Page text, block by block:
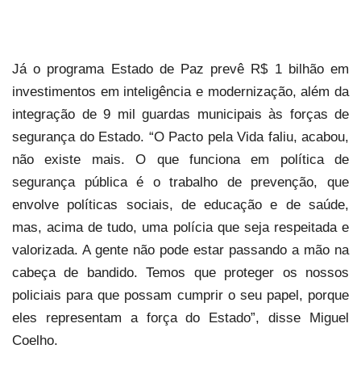
Já o programa Estado de Paz prevê R$ 1 bilhão em
investimentos em inteligência e modernização, além da
integração de 9 mil guardas municipais às forças de
segurança do Estado. “O Pacto pela Vida faliu, acabou,
não existe mais. O que funciona em política de
segurança pública é o trabalho de prevenção, que
envolve políticas sociais, de educação e de saúde,
mas, acima de tudo, uma polícia que seja respeitada e
valorizada. A gente não pode estar passando a mão na
cabeça de bandido. Temos que proteger os nossos
policiais para que possam cumprir o seu papel, porque
eles representam a força do Estado”, disse Miguel
Coelho.